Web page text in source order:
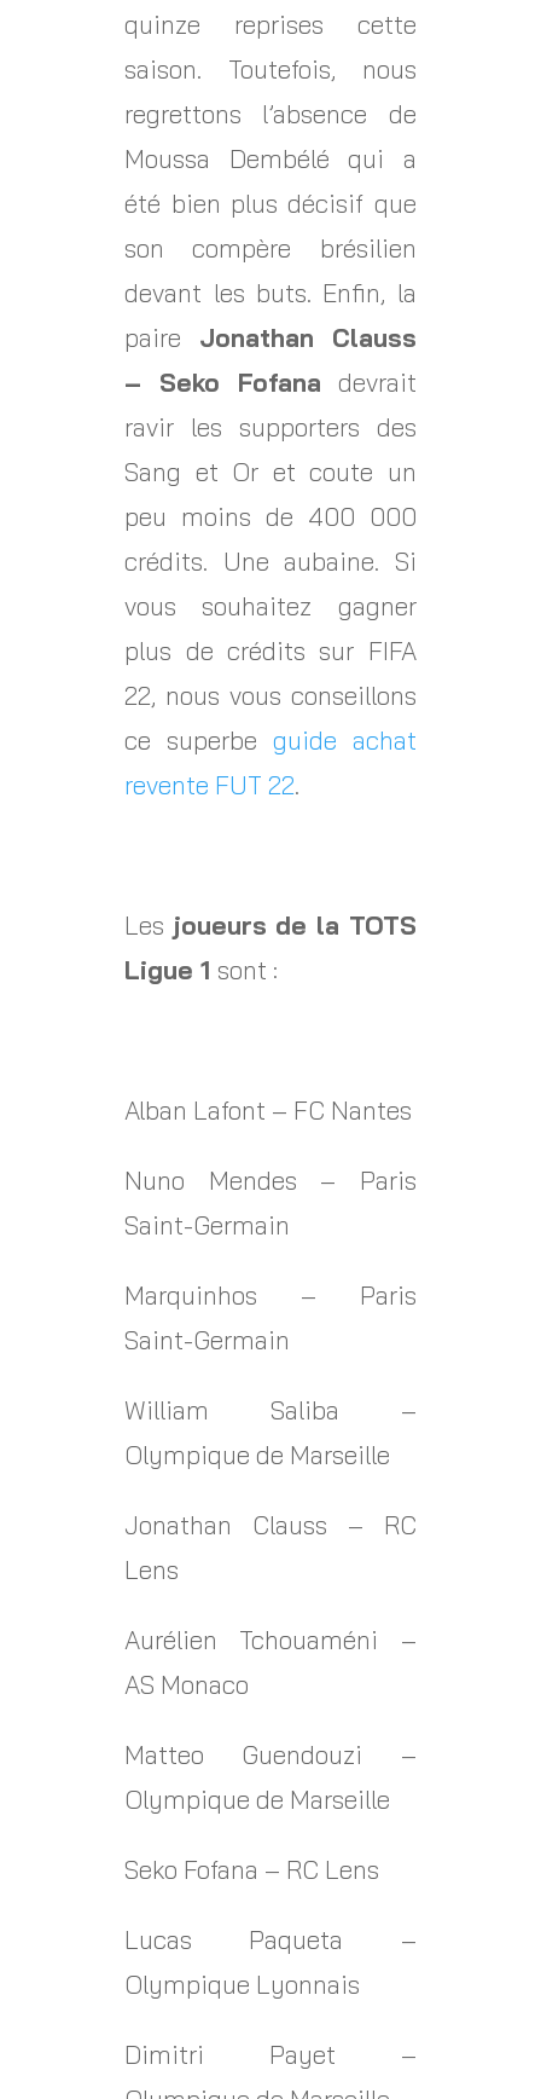
quinze reprises cette
saison. Toutefois, nous
regrettons l’absence de
Moussa Dembélé qui a
été bien plus décisif que
son compère brésilien
devant les buts. Enfin, la
paire Jonathan Clauss
– Seko Fofana devrait
ravir les supporters des
Sang et Or et coute un
peu moins de 400 000
crédits. Une aubaine. Si
vous souhaitez gagner
plus de crédits sur FIFA
22, nous vous conseillons
ce superbe guide achat
revente FUT 22.
Les joueurs de la TOTS
Ligue 1 sont :
Alban Lafont – FC Nantes
Nuno Mendes – Paris
Saint-Germain
Marquinhos – Paris
Saint-Germain
William Saliba –
Olympique de Marseille
Jonathan Clauss – RC
Lens
Aurélien Tchouaméni –
AS Monaco
Matteo Guendouzi –
Olympique de Marseille
Seko Fofana – RC Lens
Lucas Paqueta –
Olympique Lyonnais
Dimitri Payet –